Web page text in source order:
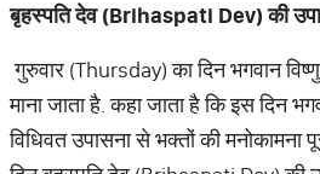
बृहस्पति देव (Brihaspati Dev) की
गुरुवार (Thursday) का दिन भगवान
माना जाता है. कहा जाता है कि इस दिन
विधिवत उपासना से भक्तों की मनोकामना